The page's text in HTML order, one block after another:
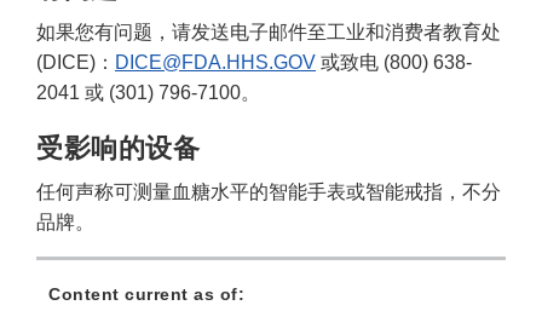
如果您有问题，请发送电子邮件至工业和消费者教育处
(DICE)： DICE@FDA.HHS.GOV 或致电 (800) 638-
2041 或 (301) 796-7100。
受影响的设备
任何声称可测量血糖水平的智能手表或智能戒指，不分
品牌。
Content current as of: